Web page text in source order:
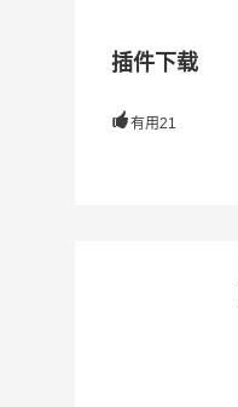
插件下载
有用21